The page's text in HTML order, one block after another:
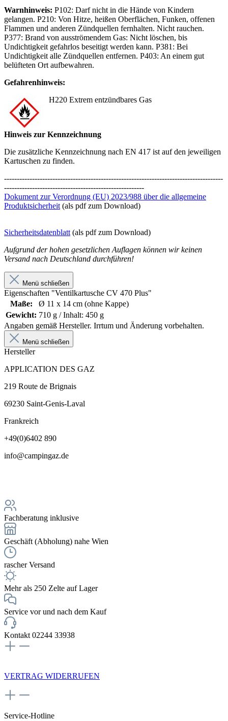
Warnhinweis: P102: Darf nicht in die Hände von Kindern
gelangen. P210: Von Hitze, heißen Oberflächen, Funken, offenen
Flammen und anderen Zündquellen fernhalten. Nicht rauchen.
P377: Brand von ausströmendem Gas: Nicht löschen, bis
Undichtigkeit gefahrlos beseitigt werden kann. P381: Bei
Undichtigkeit alle Zündquellen entfernen. P403: An einem gut
belüfteten Ort aufbewahren.
Gefahrenhinweis:
H220 Extrem entzündbares Gas
Hinweis zur Kennzeichnung
Die zusätzliche Kennzeichnung nach EN 417 ist auf den jeweiligen
Kartuschen zu finden.
--------------------------------------------------------------------------------------
-------------------------------------------------------
Dokument zur Verordnung (EU) 2023/988 über die allgemeine
Produktsicherheit (als pdf zum Download)
Sicherheitsdatenblatt (als pdf zum Download)
Aufgrund der hohen gesetzlichen Auflagen können wir keinen
Versand nach Deutschland durchführen!
Menü schließen
Eigenschaften "Ventilkartusche CV 470 Plus"
Maße:
Ø 11 x 14 cm (ohne Kappe)
Gewicht: 710 g / Inhalt: 450 g
Angaben gemäß Hersteller. Irrtum und Änderung vorbehalten.
Menü schließen
Hersteller
APPLICATION DES GAZ
219 Route de Brignais
69230 Saint-Genis-Laval
Frankreich
+49(0)6402 890
info@campingaz.de
Fachberatung inklusive
Geschäft (Abholung) nahe Wien
rascher Versand
Mehr als 250 Zelte auf Lager
Service vor und nach dem Kauf
Kontakt 02244 33938
VERTRAG WIDERRUFEN
Service-Hotline